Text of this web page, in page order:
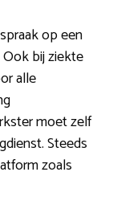
op een
bij ziekte
alle
moet zelf
Steeds
zoals